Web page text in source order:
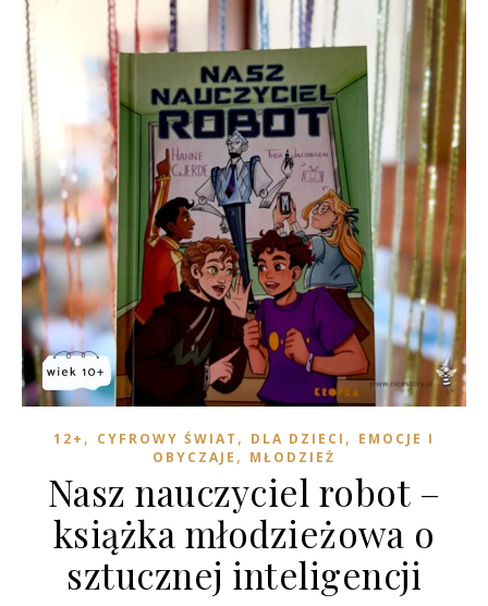
12+ , CYFROWY ŚWIAT , DLA DZIECI , EMOCJE I
OBYCZAJE , MŁODZIEŻ
Nasz nauczyciel robot –
książka młodzieżowa o
sztucznej inteligencji